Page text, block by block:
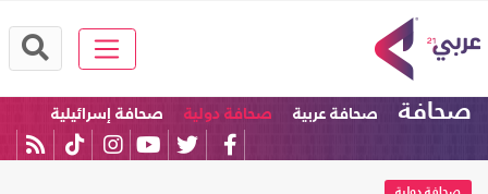
صحافة صحافة عربية صحافة دولية صحافة إسرائيلية